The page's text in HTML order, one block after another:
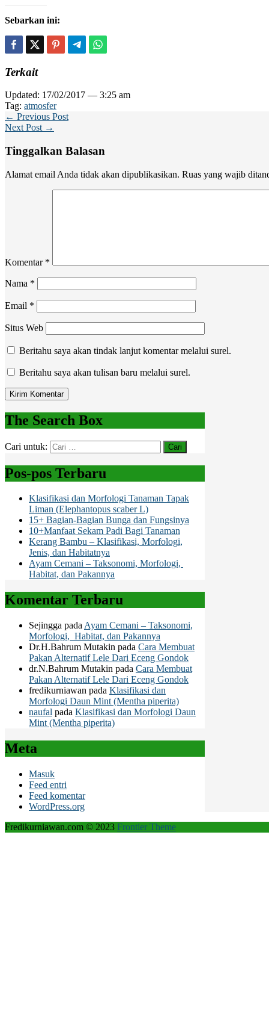
Sebarkan ini:
Terkait
Updated: 17/02/2017 — 3:25 am
Tag: atmosfer
← Previous Post
Next Post →
Tinggalkan Balasan
Alamat email Anda tidak akan dipublikasikan. Ruas yang wajib
Komentar *
Nama *
Email *
Situs Web
Beritahu saya akan tindak lanjut komentar melalui surel.
Beritahu saya akan tulisan baru melalui surel.
The Search Box
Cari untuk:
Pos-pos Terbaru
Klasifikasi dan Morfologi Tanaman Tapak
Liman (Elephantopus scaber L)
15+ Bagian-Bagian Bunga dan Fungsinya
10+Manfaat Sekam Padi Bagi Tanaman
Kerang Bambu – Klasifikasi, Morfologi,
Jenis, dan Habitatnya
Ayam Cemani – Taksonomi, Morfologi,
Habitat, dan Pakannya
Komentar Terbaru
Sejingga pada Ayam Cemani – Taksonomi,
Morfologi, Habitat, dan Pakannya
Dr.H.Bahrum Mutakin pada Cara Membuat
Pakan Alternatif Lele Dari Eceng Gondok
dr.N.Bahrum Mutakin pada Cara Membuat
Pakan Alternatif Lele Dari Eceng Gondok
fredikurniawan pada Klasifikasi dan
Morfologi Daun Mint (Mentha piperita)
naufal pada Klasifikasi dan Morfologi Daun
Mint (Mentha piperita)
Meta
Masuk
Feed entri
Feed komentar
WordPress.org
Fredikurniawan.com © 2023 Frontier Theme